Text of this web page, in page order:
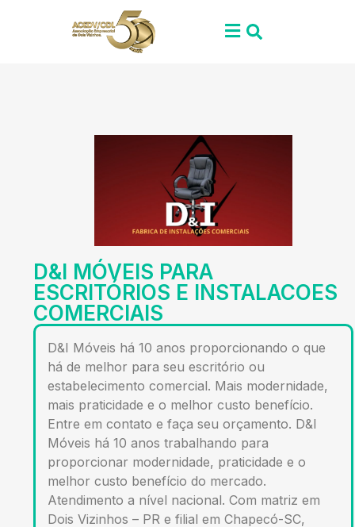
D&I MÓVEIS PARA
ESCRITÓRIOS E INSTALACOES
COMERCIAIS
D&I Móveis há 10 anos proporcionando o que
há de melhor para seu escritório ou
estabelecimento comercial. Mais modernidade,
mais praticidade e o melhor custo benefício.
Entre em contato e faça seu orçamento. D&I
Móveis há 10 anos trabalhando para
proporcionar modernidade, praticidade e o
melhor custo benefício do mercado.
Atendimento a nível nacional. Com matriz em
Dois Vizinhos – PR e filial em Chapecó-SC,